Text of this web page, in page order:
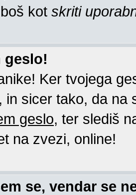
kot skriti
geslo!
Ker tvojega
in sicer tako, da na
geslo, ter slediš
na zvezi, online!
se, vendar se